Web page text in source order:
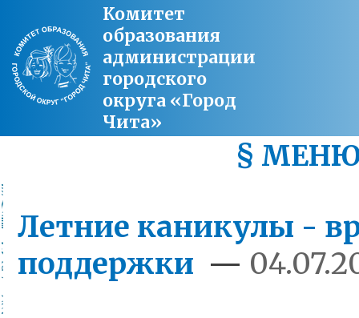
Комитет
образования
администрации
городского
округа «Город
Чита»
§
Летние каникулы -
поддержки —